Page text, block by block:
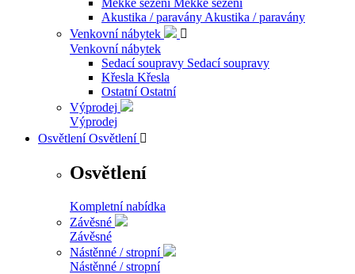
Akustika / paravány Akustika / paravány
Venkovní nábytek

Venkovní nábytek
Sedací soupravy Sedací soupravy
Křesla Křesla
Ostatní Ostatní
Výprodej
Výprodej
Osvětlení Osvětlení 
Osvětlení
Kompletní nabídka
Závěsné
Závěsné
Nástěnné / stropní
Nástěnné / stropní